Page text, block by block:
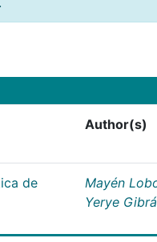
Author(s)
de
Mayén
Yerye